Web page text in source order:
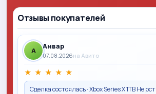
Отзывы покупателей
A Анвар
07.08.2026на Авито
★ ★ ★ ★ ★
Сделка состоялась · Xbox Series X 1TB Не рст